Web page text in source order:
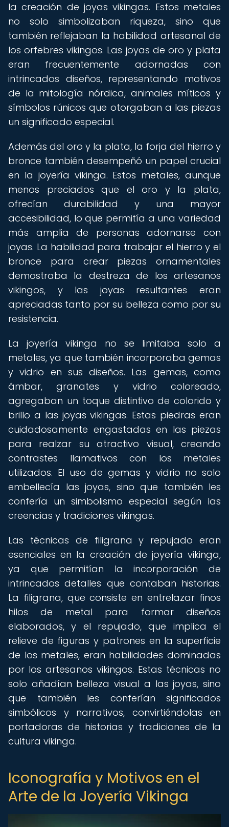
la creación de joyas vikingas. Estos metales
no solo simbolizaban riqueza, sino que
también reflejaban la habilidad artesanal de
los orfebres vikingos. Las joyas de oro y plata
eran frecuentemente adornadas con
intrincados diseños, representando motivos
de la mitología nórdica, animales míticos y
símbolos rúnicos que otorgaban a las piezas
un significado especial.
Además del oro y la plata, la forja del hierro y
bronce también desempeñó un papel crucial
en la joyería vikinga. Estos metales, aunque
menos preciados que el oro y la plata,
ofrecían durabilidad y una mayor
accesibilidad, lo que permitía a una variedad
más amplia de personas adornarse con
joyas. La habilidad para trabajar el hierro y el
bronce para crear piezas ornamentales
demostraba la destreza de los artesanos
vikingos, y las joyas resultantes eran
apreciadas tanto por su belleza como por su
resistencia.
La joyería vikinga no se limitaba solo a
metales, ya que también incorporaba gemas
y vidrio en sus diseños. Las gemas, como
ámbar, granates y vidrio coloreado,
agregaban un toque distintivo de colorido y
brillo a las joyas vikingas. Estas piedras eran
cuidadosamente engastadas en las piezas
para realzar su atractivo visual, creando
contrastes llamativos con los metales
utilizados. El uso de gemas y vidrio no solo
embellecía las joyas, sino que también les
confería un simbolismo especial según las
creencias y tradiciones vikingas.
Las técnicas de filigrana y repujado eran
esenciales en la creación de joyería vikinga,
ya que permitían la incorporación de
intrincados detalles que contaban historias.
La filigrana, que consiste en entrelazar finos
hilos de metal para formar diseños
elaborados, y el repujado, que implica el
relieve de figuras y patrones en la superficie
de los metales, eran habilidades dominadas
por los artesanos vikingos. Estas técnicas no
solo añadían belleza visual a las joyas, sino
que también les conferían significados
simbólicos y narrativos, convirtiéndolas en
portadoras de historias y tradiciones de la
cultura vikinga.
Iconografía y Motivos en el
Arte de la Joyería Vikinga